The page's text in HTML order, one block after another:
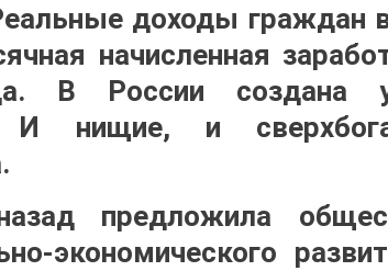
доходы граждан
начисленная
В России создана
И нищие, и
предложила
экономического